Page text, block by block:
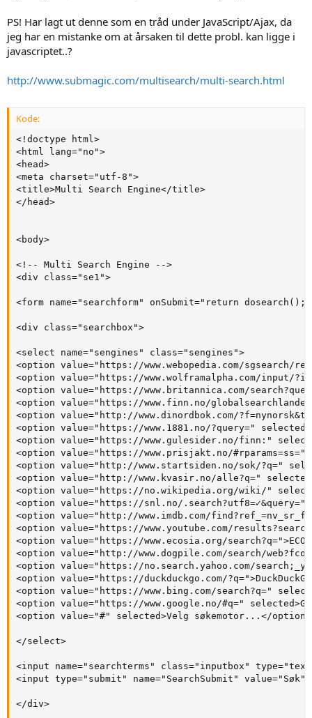
PS! Har lagt ut denne som en tråd under JavaScript/Ajax, da
jeg har en mistanke om at årsaken til dette probl. kan ligge i
javascriptet..?
http://www.submagic.com/multisearch/multi-search.html
Kode:
<!doctype html>
<html lang="no">
<head>
<meta charset="utf-8">
<title>Multi Search Engine</title>
</head>
<body>
<!-- Multi Search Engine -->
<div class="se1">
<form name="searchform" onSubmit="return
<div class="searchbox">
<select name="sengines" class="sengines">
<option value="https://www.webopedia.com/sgsearch/
<option value="https://www.wolframalpha.com/input/
<option value="https://www.britannica.com/
<option value="https://www.finn.no/
<option value="http://www.dinordbok.com/
<option value="https://www.1881.no/?query="
<option value="https://www.gulesider.no/finn:"
<option value="https://www.prisjakt.no/
<option value="http://www.startsiden.no/sok/?q="
<option value="http://www.kvasir.no/alle?q="
<option value="https://no.wikipedia.org/wiki/"
<option value="https://snl.no/.search?utf8=✓&query="
<option value="http://www.imdb.com/
<option value="https://www.youtube.com/
<option value="https://www.ecosia.org/
<option value="http://www.dogpile.com/search/
<option value="https://no.search.yahoo.com/
<option value="https://duckduckgo.com/
<option value="https://www.bing.com/search?q="
<option value="https://www.google.no/#q="
<option value="#" selected>Velg søkemotor...</option>
</select>
<input name="searchterms" class="inputbox"
<input type="submit" name="SearchSubmit" value="Søk">
</div>